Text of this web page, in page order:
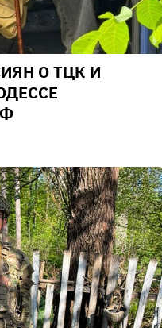
О ТЦК И